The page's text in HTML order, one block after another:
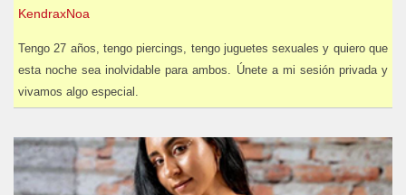
KendraxNoa
Tengo 27 años, tengo piercings, tengo juguetes sexuales y quiero que
esta noche sea inolvidable para ambos. Únete a mi sesión privada y
vivamos algo especial.